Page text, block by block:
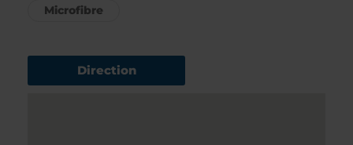
Microfibre
Direction